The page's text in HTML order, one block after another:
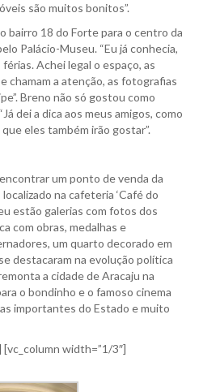
são muitos bonitos”.
bairro 18 do Forte para o centro da
Palácio-Museu. “Eu já conhecia,
Achei legal o espaço, as
chamam a atenção, as fotografias
Breno não só gostou como
dei a dica aos meus amigos, como
eles também irão gostar”.
um ponto de venda da
na cafeteria ‘Café do
estão galerias com fotos dos
com obras, medalhas e
um quarto decorado em
destacaram na evolução política
a cidade de Aracaju na
o bondinho e o famoso cinema
importantes do Estado e muito
width=”1/3″]